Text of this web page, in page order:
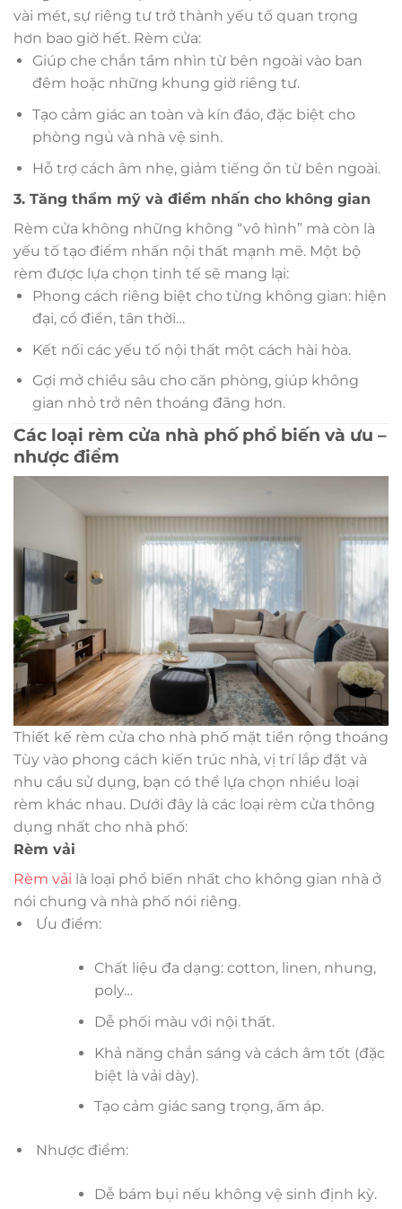
vài mét, sự riêng tư trở thành yếu tố quan trọng
hơn bao giờ hết. Rèm cửa:
Giúp che chắn tầm nhìn từ bên ngoài vào ban
đêm hoặc những khung giờ riêng tư.
Tạo cảm giác an toàn và kín đáo, đặc biệt cho
phòng ngủ và nhà vệ sinh.
Hỗ trợ cách âm nhẹ, giảm tiếng ồn từ bên ngoài.
3. Tăng thẩm mỹ và điểm nhấn cho không gian
Rèm cửa không những không “vô hình” mà còn là
yếu tố tạo điểm nhấn nội thất mạnh mẽ. Một bộ
rèm được lựa chọn tinh tế sẽ mang lại:
Phong cách riêng biệt cho từng không gian: hiện
đại, cổ điển, tân thời…
Kết nối các yếu tố nội thất một cách hài hòa.
Gợi mở chiều sâu cho căn phòng, giúp không
gian nhỏ trở nên thoáng đãng hơn.
Các loại rèm cửa nhà phố phổ biến và ưu –
nhược điểm
Thiết kế rèm cửa cho nhà phố mặt tiền rộng thoáng
Tùy vào phong cách kiến trúc nhà, vị trí lắp đặt và
nhu cầu sử dụng, bạn có thể lựa chọn nhiều loại
rèm khác nhau. Dưới đây là các loại rèm cửa thông
dụng nhất cho nhà phố:
Rèm vải
Rèm vải là loại phổ biến nhất cho không gian nhà ở
nói chung và nhà phố nói riêng.
Ưu điểm:
Chất liệu đa dạng: cotton, linen, nhung,
poly…
Dễ phối màu với nội thất.
Khả năng chắn sáng và cách âm tốt (đặc
biệt là vải dày).
Tạo cảm giác sang trọng, ấm áp.
Nhược điểm:
Dễ bám bụi nếu không vệ sinh định kỳ.